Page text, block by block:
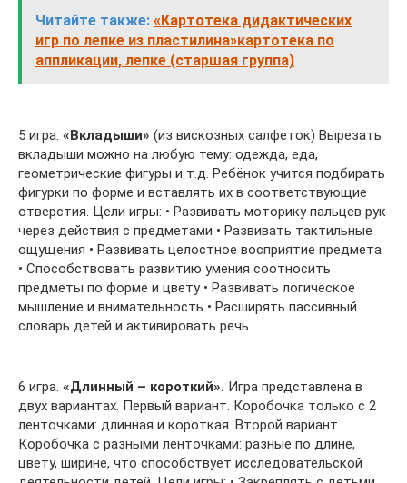
Читайте также: «Картотека дидактических
игр по лепке из пластилина»картотека по
аппликации, лепке (старшая группа)
5 игра. «Вкладыши» (из вискозных салфеток) Вырезать
вкладыши можно на любую тему: одежда, еда,
геометрические фигуры и т.д. Ребёнок учится подбирать
фигурки по форме и вставлять их в соответствующие
отверстия. Цели игры: • Развивать моторику пальцев рук
через действия с предметами • Развивать тактильные
ощущения • Развивать целостное восприятие предмета
• Способствовать развитию умения соотносить
предметы по форме и цвету • Развивать логическое
мышление и внимательность • Расширять пассивный
словарь детей и активировать речь
6 игра. «Длинный – короткий». Игра представлена в
двух вариантах. Первый вариант. Коробочка только с 2
ленточками: длинная и короткая. Второй вариант.
Коробочка с разными ленточками: разные по длине,
цвету, ширине, что способствует исследовательской